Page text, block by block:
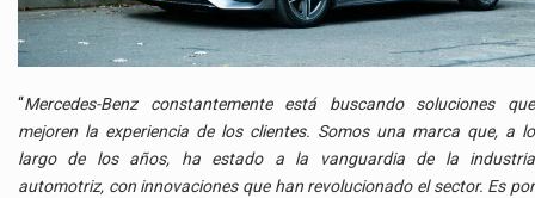
“Mercedes-Benz constantemente está buscando soluciones que
mejoren la experiencia de los clientes. Somos una marca que, a lo
largo de los años, ha estado a la vanguardia de la industria
automotriz, con innovaciones que han revolucionado el sector. Es por